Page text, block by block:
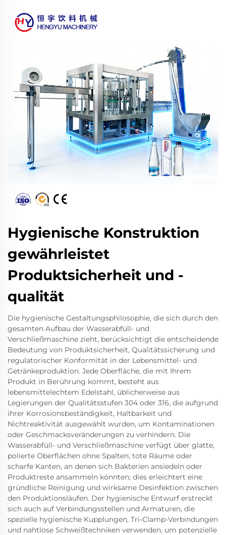
Hygienische Konstruktion
gewährleistet
Produktsicherheit und -
qualität
Die hygienische Gestaltungsphilosophie, die sich durch den
gesamten Aufbau der Wasserabfüll- und
Verschließmaschine zieht, berücksichtigt die entscheidende
Bedeutung von Produktsicherheit, Qualitätssicherung und
regulatorischer Konformität in der Lebensmittel- und
Getränkeproduktion. Jede Oberfläche, die mit Ihrem
Produkt in Berührung kommt, besteht aus
lebensmittelechtem Edelstahl, üblicherweise aus
Legierungen der Qualitätsstufen 304 oder 316, die aufgrund
ihrer Korrosionsbeständigkeit, Haltbarkeit und
Nichtreaktivität ausgewählt wurden, um Kontaminationen
oder Geschmacksveränderungen zu verhindern. Die
Wasserabfüll- und Verschließmaschine verfügt über glatte,
polierte Oberflächen ohne Spalten, tote Räume oder
scharfe Kanten, an denen sich Bakterien ansiedeln oder
Produktreste ansammeln könnten; dies erleichtert eine
gründliche Reinigung und wirksame Desinfektion zwischen
den Produktionsläufen. Der hygienische Entwurf erstreckt
sich auch auf Verbindungsstellen und Armaturen, die
spezielle hygienische Kupplungen, Tri-Clamp-Verbindungen
und nahtlose Schweißtechniken verwenden, um potenzielle